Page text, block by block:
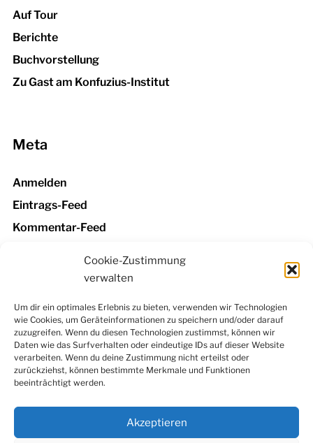
Cookie-Zustimmung
verwalten
Um dir ein optimales Erlebnis zu bieten, verwenden wir Technologien
wie Cookies, um Geräteinformationen zu speichern und/oder darauf
zuzugreifen. Wenn du diesen Technologien zustimmst, können wir
Daten wie das Surfverhalten oder eindeutige IDs auf dieser Website
verarbeiten. Wenn du deine Zustimmung nicht erteilst oder
zurückziehst, können bestimmte Merkmale und Funktionen
beeinträchtigt werden.
Akzeptieren
Auf Tour
Berichte
Buchvorstellung
Zu Gast am Konfuzius-Institut
Meta
Anmelden
Eintrags-Feed
Kommentar-Feed
Facebook Instagram LinkedIn
YouTube
Newsletter
Richtlinie (EU)